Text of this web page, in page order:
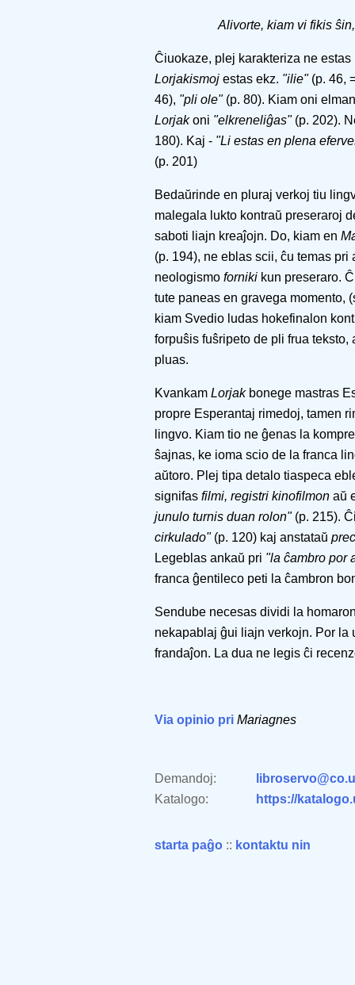
Alivorte, kiam vi fikis
Ĉiuokaze, plej karakteriza ne
Lorjakismoj estas ekz. "ilie"(p. 46,
46), "pli ole"(p. 80). Kiam oni
Lorjakoni "elkreneliĝas"(p. 202).
180). Kaj - "Li estas en plena
(p. 201)
Bedaŭrinde en pluraj verkoj tiu
malegala lukto kontraŭ preseraroj
saboti liajn kreaĵojn. Do, kiam en
(p. 194), ne eblas scii, ĉu temas
neologismo forniki kun preseraro.
tute paneas en gravega momento,
kiam Svedio ludas hokefinalon
forpuŝis fuŝripeto de pli frua
pluas.
Kvankam Lorjakbonege mastras
propre Esperantaj rimedoj, tamen
lingvo. Kiam tio ne ĝenas la
ŝajnas, ke ioma scio de la franca
aŭtoro. Plej tipa detalo tiaspeca
signifas filmi, registri kinofilmon aŭ
junulo turnis duan rolon"(p. 215).
cirkulado"(p. 120) kaj anstataŭ
Legeblas ankaŭ pri "la ĉambro por
franca ĝentileco peti la ĉambron
Sendube necesas dividi la
nekapablaj ĝui liajn verkojn. Por la
frandaĵon. La dua ne legis ĉi
Via opinio pri Mariagnes
Demandoj:
Katalogo:
https://
starta paĝo :: kontaktu nin